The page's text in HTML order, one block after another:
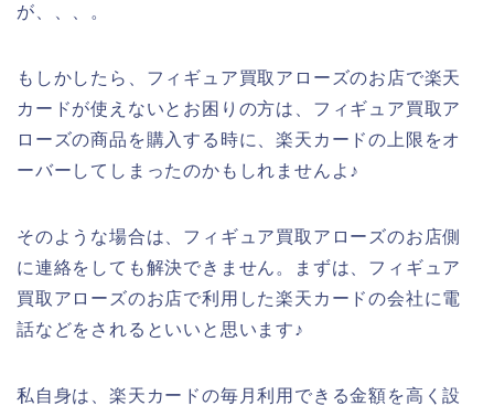
が、、、。
もしかしたら、フィギュア買取アローズのお店で楽天
カードが使えないとお困りの方は、フィギュア買取ア
ローズの商品を購入する時に、楽天カードの上限をオ
ーバーしてしまったのかもしれませんよ♪
そのような場合は、フィギュア買取アローズのお店側
に連絡をしても解決できません。まずは、フィギュア
買取アローズのお店で利用した楽天カードの会社に電
話などをされるといいと思います♪
私自身は、楽天カードの毎月利用できる金額を高く設